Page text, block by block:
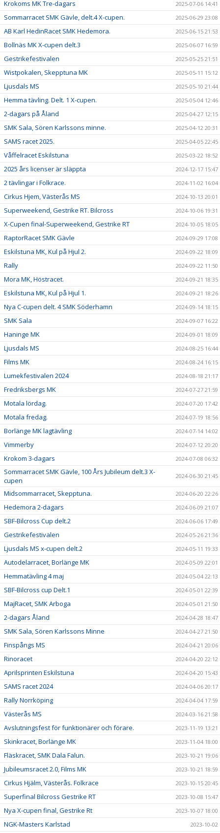
Krokoms MK Tre-dagars 2025-07-06 14:41
Sommarracet SMK Gävle, delt.4 X-cupen. 2025-06-29 23:08
AB Karl HedinRacet SMK Hedemora. 2025-06-15 21:53
Bollnäs MK X-cupen delt.3 2025-06-07 16:59
Gestrikefestivalen 2025-05-25 21:51
Wistpokalen, Skepptuna MK 2025-05-11 15:12
Ljusdals MS 2025-05-10 21:44
Hemma tävling. Delt. 1 X-cupen. 2025-05-04 12:46
2-dagars på Åland 2025-04-27 12:15
SMK Sala, Sören Karlssons minne. 2025-04-12 20:31
SAMS racet 2025. 2025-04-05 22:45
Våffelracet Eskilstuna 2025-03-22 18:52
2025 års licenser är släppta 2024-12-17 15:47
2 tävlingar i Folkrace. 2024-11-02 16:04
Cirkus Hjem, Västerås MS 2024-10-13 20:01
Superweekend, Gestrike RT. Bilcross 2024-10-06 19:31
X-Cupen final-Superweekend, Gestrike RT 2024-10-05 18:05
RaptorRacet SMK Gävle 2024-09-29 17:08
Eskilstuna MK, Kul på Hjul 2. 2024-09-22 18:09
Rally 2024-09-22 11:50
Mora MK, Höstracet. 2024-09-21 18:35
Eskilstuna MK, Kul på Hjul 1. 2024-09-21 18:26
Nya C-cupen delt. 4 SMK Söderhamn 2024-09-14 18:15
SMK Sala 2024-09-07 16:22
Haninge MK 2024-09-01 18:09
Ljusdals MS 2024-08-25 16:44
Films MK 2024-08-24 16:15
Lumekfestivalen 2024 2024-08-18 21:17
Fredriksbergs MK 2024-07-27 21:59
Motala lördag. 2024-07-20 17:42
Motala fredag. 2024-07-19 18:56
Borlänge MK lagtävling 2024-07-14 14:02
Vimmerby 2024-07-12 20:20
Krokom 3-dagars 2024-07-08 06:32
Sommarracet SMK Gävle, 100 Års Jubileum delt.3 X-
cupen
2024-06-30 21:45
Midsommarracet, Skepptuna. 2024-06-20 22:26
Hedemora 2-dagars 2024-06-09 21:07
SBF-Bilcross Cup delt.2 2024-06-06 17:49
Gestrikefestivalen 2024-05-26 21:36
Ljusdals MS x-cupen delt.2 2024-05-11 19:33
Autodelarracet, Borlänge MK 2024-05-09 22:01
Hemmatävling 4 maj 2024-05-04 22:13
SBF-Bilcross cup Delt.1 2024-05-01 22:39
MajRacet, SMK Arboga 2024-05-01 21:50
2-dagars Åland 2024-04-28 18:47
SMK Sala, Sören Karlssons Minne 2024-04-27 21:50
Finspångs MS 2024-04-21 20:06
Rinoracet 2024-04-20 22:12
Aprilsprinten Eskilstuna 2024-04-20 15:43
SAMS racet 2024 2024-04-06 20:17
Rally Norrköping 2024-04-04 17:59
Västerås MS 2024-03-16 21:58
Avslutningsfest för funktionärer och förare. 2023-11-19 13:21
Skinkracet, Borlänge MK 2023-11-04 18:00
Fläskracet, SMK Dala Falun. 2023-10-21 19:06
Jubileumsracet 2.0, Films MK 2023-10-21 18:59
Cirkus Hjälm, Västerås. Folkrace 2023-10-15 20:45
Superfinal Bilcross Gestrike RT 2023-10-08 15:47
Nya X-cupen final, Gestrike Rt 2023-10-07 18:00
NGK-Masters Karlstad 2023-10-02